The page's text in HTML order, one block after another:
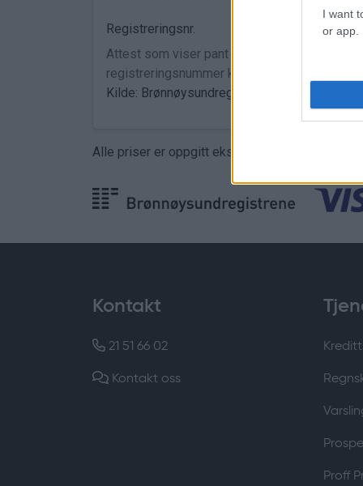
I want
or app.
Registreringsnr.
Attest som viser pant og heftelser på
registreringsnummer kan kontrolleres ved å
Kilde: Brønnøysundregistrene -
Alle priser er oppgitt ekskl. mva
Kontakt
21 51 66 02
Kontakt oss
Proff